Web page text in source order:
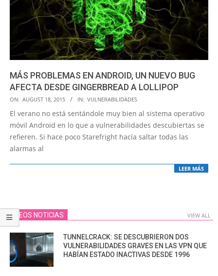
MÁS PROBLEMAS EN ANDROID, UN NUEVO BUG
AFECTA DESDE GINGERBREAD A LOLLIPOP
2015-
08-
ON: AUGUST 18, 2015 IN: VULNERABILIDADES
El verano no está sentándole muy bien al sistema operativo
móvil Android en lo que a vulnerabilidades descubiertas se
refieren. Si hace poco Starefright hacía saltar todas las
alarmas al
LEER MÁS
VIDEOS NOTICIAS VIEW ALL
TUNNELCRACK: SE DESCUBRIERON DOS
VULNERABILIDADES GRAVES EN LAS VPN QUE
HABÍAN ESTADO INACTIVAS DESDE 1996